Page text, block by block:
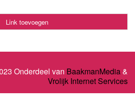
Link toevoegen
Onderdeel van BaakmanMedia&
Vrolijk Internet Services